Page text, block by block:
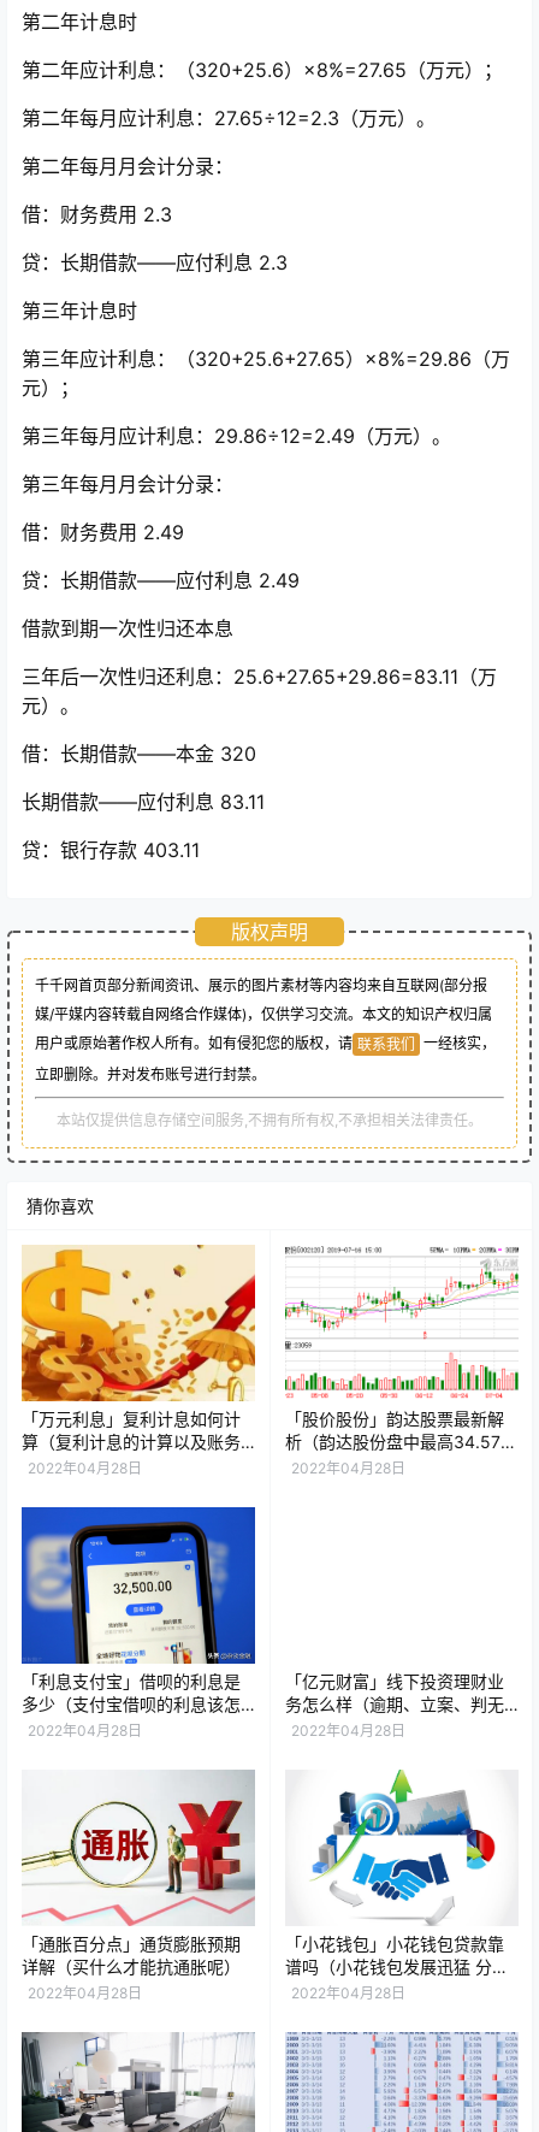
第二年计息时
第二年应计利息：（320+25.6）×8%=27.65（万元）；
第二年每月应计利息：27.65÷12=2.3（万元）。
第二年每月月会计分录：
借：财务费用 2.3
贷：长期借款——应付利息 2.3
第三年计息时
第三年应计利息：（320+25.6+27.65）×8%=29.86（万
元）；
第三年每月应计利息：29.86÷12=2.49（万元）。
第三年每月月会计分录：
借：财务费用 2.49
贷：长期借款——应付利息 2.49
借款到期一次性归还本息
三年后一次性归还利息：25.6+27.65+29.86=83.11（万
元）。
借：长期借款——本金 320
长期借款——应付利息 83.11
贷：银行存款 403.11
版权声明
千千网首页部分新闻资讯、展示的图片素材等内容均来自互联网(部分报
媒/平媒内容转载自网络合作媒体)，仅供学习交流。本文的知识产权归属
用户或原始著作权人所有。如有侵犯您的版权，请 联系我们
一经核实，
立即删除。并对发布账号进行封禁。
本站仅提供信息存储空间服务,不拥有所有权,不承担相关法律责任。
猜你喜欢
「万元利息」复利计息如何计
算（复利计息的计算以及账务
处理详解）
2022年04月28日
「股价股份」韵达股票最新解
析（韵达股份盘中最高34.57元
详解）
2022年04月28日
「利息支付宝」借呗的利息是
多少（支付宝借呗的利息该怎
么算）
2022年04月28日
「亿元财富」线下投资理财业
务怎么样（逾期、立案、判无
期，线下理财走势预测）
2022年04月28日
「通胀百分点」通货膨胀预期
详解（买什么才能抗通胀呢）
2022年04月28日
「小花钱包」小花钱包贷款靠
谱吗（小花钱包发展迅猛 分
析）
2022年04月28日